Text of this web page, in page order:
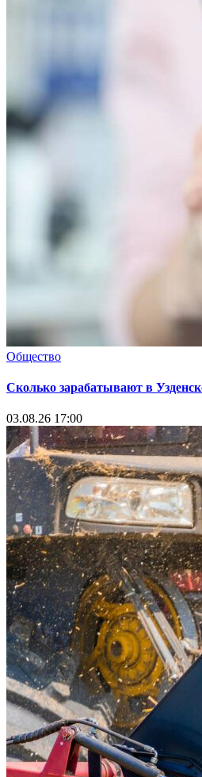
Общество
Сколько зарабатывают в
03.08.26 17:00